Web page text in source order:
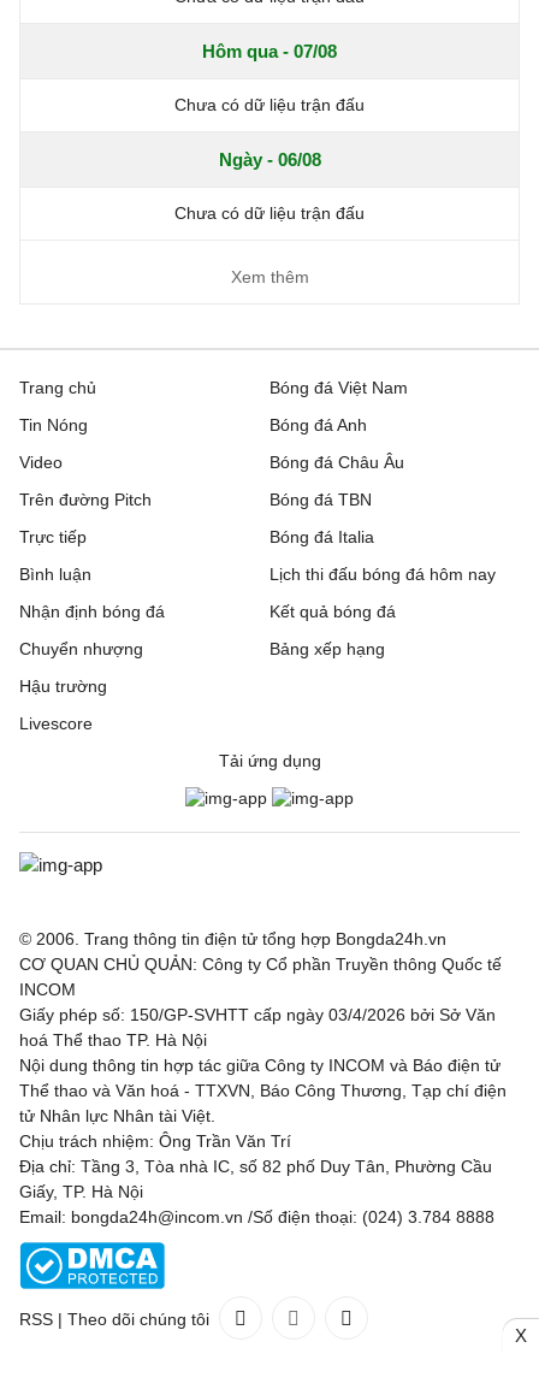
Hôm qua - 07/08
Chưa có dữ liệu trận đấu
Ngày - 06/08
Chưa có dữ liệu trận đấu
Xem thêm
Trang chủ
Tin Nóng
Video
Trên đường Pitch
Trực tiếp
Bóng đá Việt Nam
Bóng đá Anh
Bóng đá Châu Âu
Bóng đá TBN
Bóng đá Italia
Bình luận
Nhận định bóng đá
Chuyển nhượng
Hậu trường
Livescore
Lịch thi đấu bóng đá hôm nay
Kết quả bóng đá
Bảng xếp hạng
Tải ứng dụng
© 2006. Trang thông tin điện tử tổng hợp Bongda24h.vn
CƠ QUAN CHỦ QUẢN: Công ty Cổ phần Truyền thông Quốc tế
INCOM
Giấy phép số: 150/GP-SVHTT cấp ngày 03/4/2026 bởi Sở Văn
hoá Thể thao TP. Hà Nội
Nội dung thông tin hợp tác giữa Công ty INCOM và Báo điện tử
Thể thao và Văn hoá - TTXVN, Báo Công Thương, Tạp chí điện
tử Nhân lực Nhân tài Việt.
Chịu trách nhiệm: Ông Trần Văn Trí
Địa chỉ: Tầng 3, Tòa nhà IC, số 82 phố Duy Tân, Phường Cầu
Giấy, TP. Hà Nội
Email: bongda24h@incom.vn /Số điện thoại: (024) 3.784 8888
RSS | Theo dõi chúng tôi
X